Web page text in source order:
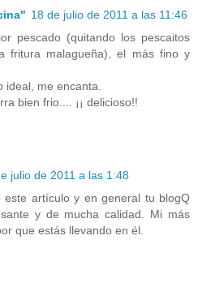
18 de julio de 2011 a las 11:46
pescado (quitando los pescaitos
fritura malagueña), el más fino y
ideal, me encanta.
bien frio.... ¡¡ delicioso!!
julio de 2011 a las 1:48
este artículo y en general tu blogQ
y de mucha calidad. Mi más
que estás llevando en él.